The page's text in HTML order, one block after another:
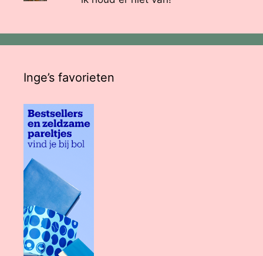
Inge’s favorieten